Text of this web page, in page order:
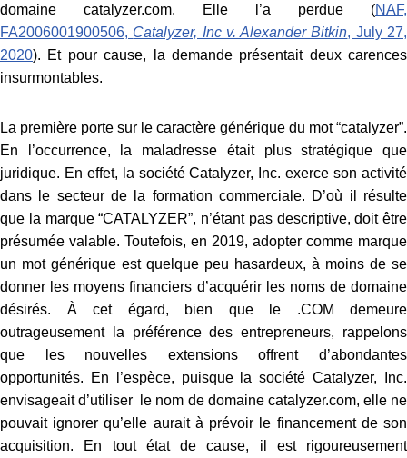
domaine catalyzer.com. Elle l’a perdue (NAF,
FA2006001900506, Catalyzer, Inc v. Alexander Bitkin, July 27,
2020). Et pour cause, la demande présentait deux carences
insurmontables.
La première porte sur le caractère générique du mot “catalyzer”.
En l’occurrence, la maladresse était plus stratégique que
juridique. En effet, la société Catalyzer, Inc. exerce son activité
dans le secteur de la formation commerciale. D’où il résulte
que la marque “CATALYZER”, n’étant pas descriptive, doit être
présumée valable. Toutefois, en 2019, adopter comme marque
un mot générique est quelque peu hasardeux, à moins de se
donner les moyens financiers d’acquérir les noms de domaine
désirés. À cet égard, bien que le .COM demeure
outrageusement la préférence des entrepreneurs, rappelons
que les nouvelles extensions offrent d’abondantes
opportunités. En l’espèce, puisque la société Catalyzer, Inc.
envisageait d’utiliser le nom de domaine catalyzer.com, elle ne
pouvait ignorer qu’elle aurait à prévoir le financement de son
acquisition. En tout état de cause, il est rigoureusement